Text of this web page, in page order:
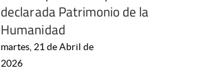
declarada Patrimonio de la
Humanidad
martes, 21 de Abril de
2026